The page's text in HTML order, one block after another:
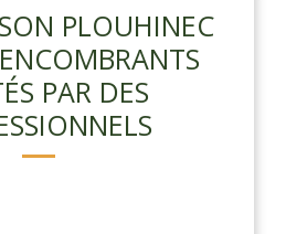
PLOUHINEC
PAR DES